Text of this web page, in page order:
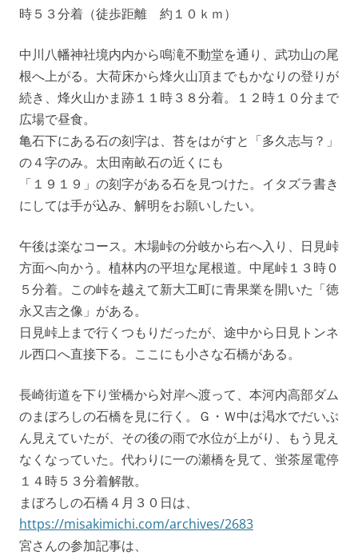
時５３分着（徒歩距離 約１０ｋｍ）
中川八幡神社境内内から鳴滝不動堂を通り、武功山の尾
根へ上がる。大荷床から烽火山頂までもかなりの登りが
続き、烽火山かま跡１１時３８分着。１２時１０分まで
広場で昼食。
亀石下にある石の刻字は、苔をはがすと「多久志与？」
の４字のみ。太田南畝石の近くにも
「１９１９」の刻字がある石を見つけた。イタズラ書き
にしては手が込み、解明をお願いしたい。
午後は楽なコース。木場峠の分岐から右へ入り、日見峠
方面へ向かう。植林内の平坦な尾根道。中尾峠１３時０
５分着。この峠を越えて新大工町に青果業を開いた「徳
永又吉之像」がある。
日見峠上まで行くつもりだったが、途中から日見トンネ
ル西口へ直接下る。ここにも小さな石橋がある。
長崎街道を下り蛍橋から対岸へ渡って、本河内高部ダム
のまぼろしの石橋を見に行く。Ｇ・Ｗ中は渇水でだいぶ
ん見えていたが、その後の雨で水位が上がり、もう見え
なくなっていた。代わりに一の瀬橋を見て、蛍茶屋電停
１４時５３分着解散。
まぼろしの石橋４月３０日は、
https://misakimichi.com/archives/2683
宮さんの参加記事は、